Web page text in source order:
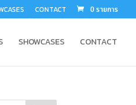
CONTACT 0 รายการ
SHOWCASES CONTACT